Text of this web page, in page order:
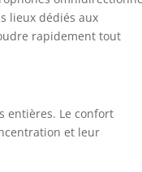
lieux dédiés aux
rapidement tout
entières. Le confort
et leur